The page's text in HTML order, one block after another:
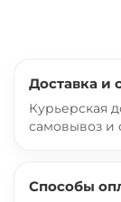
Доставка и
Курьерская
самовывоз и
Способы